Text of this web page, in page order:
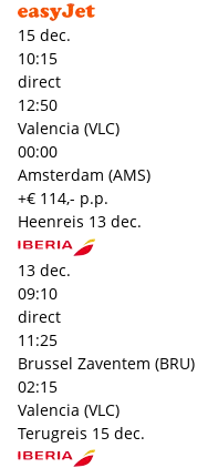
15 dec.
10:15
direct
12:50
Valencia (VLC)
00:00
Amsterdam (AMS)
+€ 114,- p.p.
Heenreis 13 dec.
13 dec.
09:10
direct
11:25
Brussel Zaventem (BRU)
02:15
Valencia (VLC)
Terugreis 15 dec.